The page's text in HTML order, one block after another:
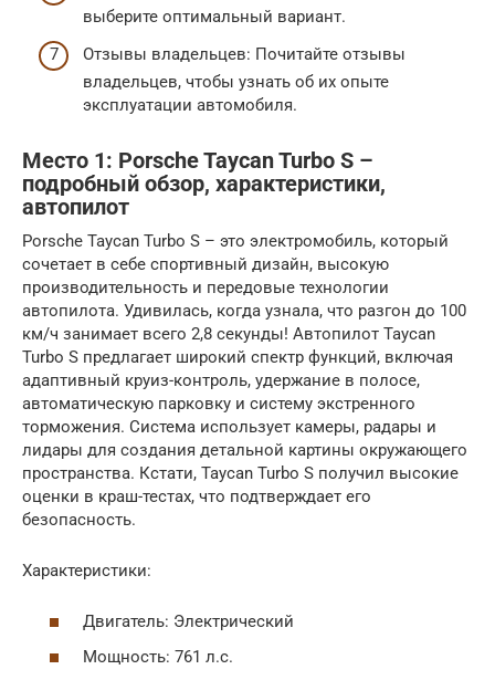
выберите оптимальный вариант.
Отзывы владельцев: Почитайте отзывы
владельцев, чтобы узнать об их опыте
эксплуатации автомобиля.
Место 1: Porsche Taycan Turbo S –
подробный обзор, характеристики,
автопилот
Porsche Taycan Turbo S – это электромобиль, который
сочетает в себе спортивный дизайн, высокую
производительность и передовые технологии
автопилота. Удивилась, когда узнала, что разгон до 100
км/ч занимает всего 2,8 секунды! Автопилот Taycan
Turbo S предлагает широкий спектр функций, включая
адаптивный круиз-контроль, удержание в полосе,
автоматическую парковку и систему экстренного
торможения. Система использует камеры, радары и
лидары для создания детальной картины окружающего
пространства. Кстати, Taycan Turbo S получил высокие
оценки в краш-тестах, что подтверждает его
безопасность.
Характеристики:
Двигатель: Электрический
Мощность: 761 л.с.